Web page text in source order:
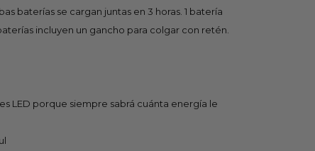
baterías se cargan juntas en 3 horas. 1 batería
incluyen un gancho para colgar con retén.
LED porque siempre sabrá cuánta energía le